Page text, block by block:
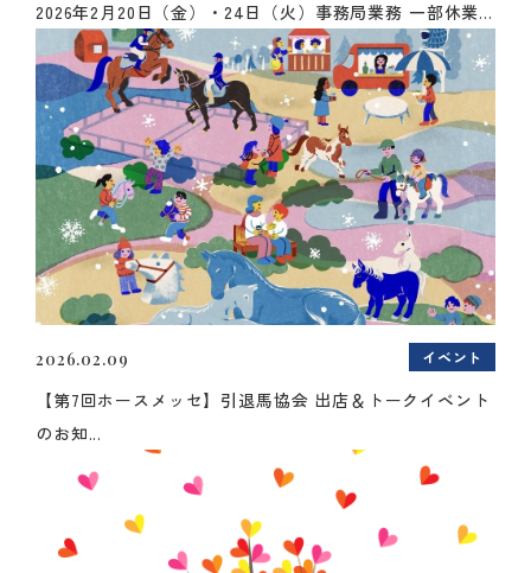
2026年2月20日（金）・24日（火）事務局業務 一部休業...
2026.02.09 イベント
【第7回ホースメッセ】引退馬協会 出店＆トークイベント
のお知...